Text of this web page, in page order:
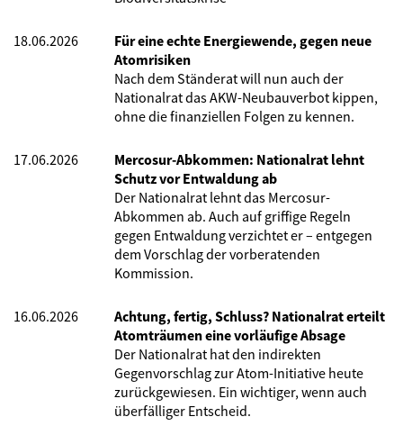
18.06.2026
Für eine echte Energiewende, gegen neue
Atomrisiken
Nach dem Ständerat will nun auch der
Nationalrat das AKW-Neubauverbot kippen,
ohne die finanziellen Folgen zu kennen.
17.06.2026
Mercosur-Abkommen: Nationalrat lehnt
Schutz vor Entwaldung ab
Der Nationalrat lehnt das Mercosur-
Abkommen ab. Auch auf griffige Regeln
gegen Entwaldung verzichtet er – entgegen
dem Vorschlag der vorberatenden
Kommission.
16.06.2026
Achtung, fertig, Schluss? Nationalrat erteilt
Atomträumen eine vorläufige Absage
Der Nationalrat hat den indirekten
Gegenvorschlag zur Atom-Initiative heute
zurückgewiesen. Ein wichtiger, wenn auch
überfälliger Entscheid.